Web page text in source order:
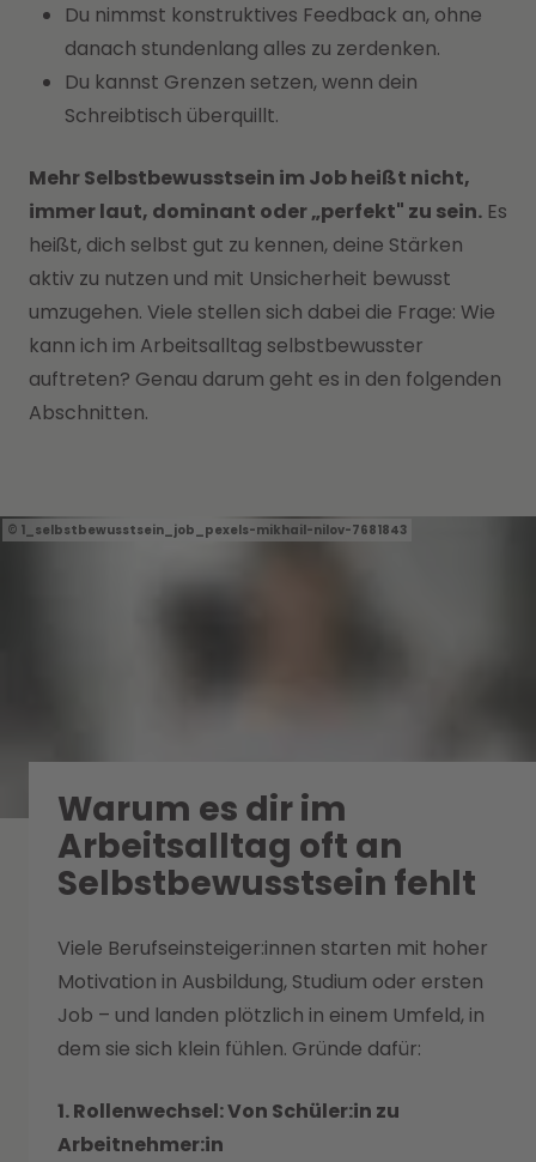
Du nimmst konstruktives Feedback an, ohne
danach stundenlang alles zu zerdenken.
Du kannst Grenzen setzen, wenn dein
Schreibtisch überquillt.
Mehr Selbstbewusstsein im Job heißt nicht,
immer laut, dominant oder „perfekt" zu sein. Es
heißt, dich selbst gut zu kennen, deine Stärken
aktiv zu nutzen und mit Unsicherheit bewusst
umzugehen. Viele stellen sich dabei die Frage: Wie
kann ich im Arbeitsalltag selbstbewusster
auftreten? Genau darum geht es in den folgenden
Abschnitten.
1_selbstbewusstsein_job_pexels-mikhail-nilov-7681843
Warum es dir im
Arbeitsalltag oft an
Selbstbewusstsein fehlt
Viele Berufseinsteiger:innen starten mit hoher
Motivation in Ausbildung, Studium oder ersten
Job – und landen plötzlich in einem Umfeld, in
dem sie sich klein fühlen. Gründe dafür:
1. Rollenwechsel: Von Schüler:in zu
Arbeitnehmer:in